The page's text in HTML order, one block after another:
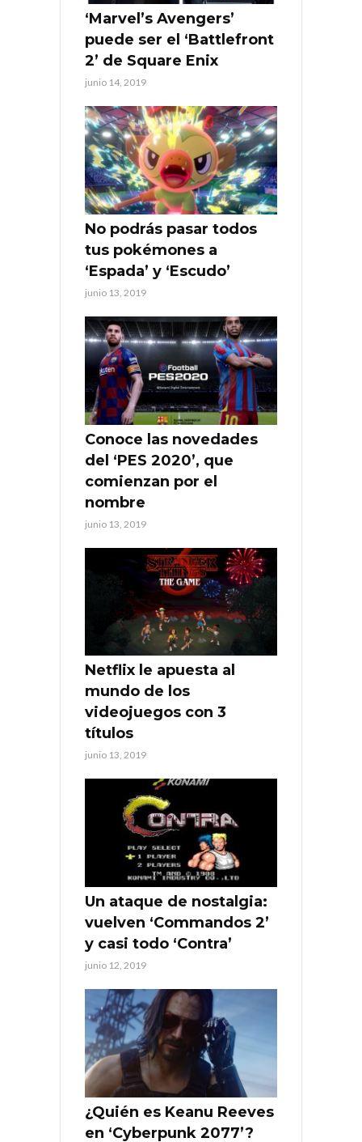
‘Marvel’s Avengers’
puede ser el ‘Battlefront
2’ de Square Enix
junio 14, 2019
No podrás pasar todos
tus pokémones a
‘Espada’ y ‘Escudo’
junio 13, 2019
Conoce las novedades
del ‘PES 2020’, que
comienzan por el
nombre
junio 13, 2019
Netflix le apuesta al
mundo de los
videojuegos con 3
títulos
junio 13, 2019
Un ataque de nostalgia:
vuelven ‘Commandos 2’
y casi todo ‘Contra’
junio 12, 2019
¿Quién es Keanu Reeves
en ‘Cyberpunk 2077’?